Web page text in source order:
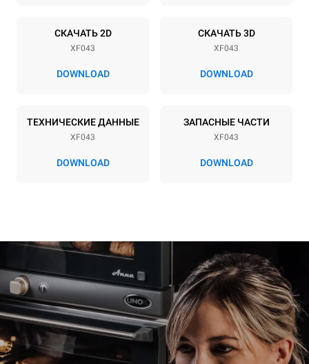
Напряжение
3~ / 220-240V 1~
Příkon
СКАЧАТЬ 2D
XF043
DOWNLOAD
СКАЧАТЬ 3D
XF043
DOWNLOAD
ТЕХНИЧЕСКИЕ ДАННЫЕ
XF043
DOWNLOAD
ЗАПАСНЫЕ ЧАСТИ
XF043
DOWNLOAD